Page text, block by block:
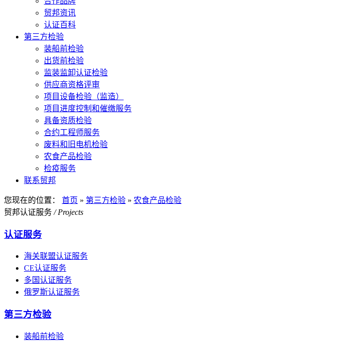
贸邦资讯
认证百科
第三方检验
装船前检验
出货前检验
监装监卸认证检验
供应商资格评审
项目设备检验（监造）
项目进度控制和催缴服务
具备资质检验
合约工程师服务
废料和旧电机检验
农食产品检验
检疫服务
联系贸邦
您现在的位置： 首页 » 第三方检验 » 农食产品检验
贸邦认证服务 / Projects
认证服务
海关联盟认证服务
CE认证服务
多国认证服务
俄罗斯认证服务
第三方检验
装船前检验